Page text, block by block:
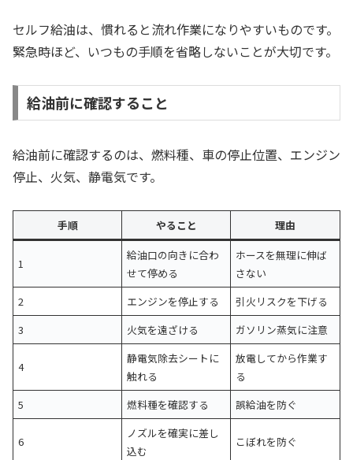
セルフ給油は、慣れると流れ作業になりやすいものです。
緊急時ほど、いつもの手順を省略しないことが大切です。
給油前に確認すること
給油前に確認するのは、燃料種、車の停止位置、エンジン
停止、火気、静電気です。
手順 やること 理由
1
給油口の向きに合わ
せて停める
ホースを無理に伸ば
さない
2
エンジンを停止する
引火リスクを下げる
3
火気を遠ざける ガソリン蒸気に注意
4
静電気除去シートに
触れる
放電してから作業す
る
5
燃料種を確認する 誤給油を防ぐ
6
ノズルを確実に差し
込む
こぼれを防ぐ